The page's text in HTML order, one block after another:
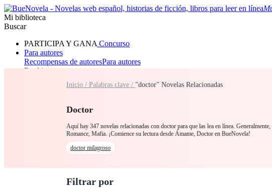
Mi biblioteca
Buscar
PARTICIPA Y GANA Concurso
Para autores
Recompensas de autoresPara autores
Ranking
RomanceHombre lobo
Inicio / Palabras clave / "doctor" Novelas Relacionadas
Doctor
Aquí hay 347 novelas relacionadas con doctor para que las lea en línea.
Romance, Mafia. ¡Comience su lectura desde Ámame, Doctor en BueNovela!
doctor milagroso
Filtrar por